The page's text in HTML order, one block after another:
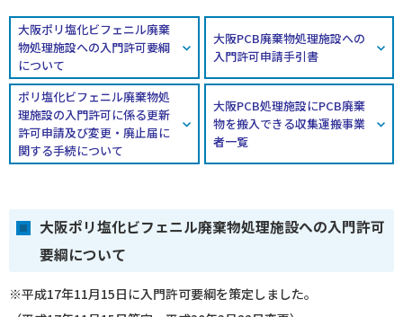
大阪ポリ塩化ビフェニル廃棄
物処理施設への入門許可要綱
について
大阪PCB廃棄物処理施設への
入門許可申請手引書
ポリ塩化ビフェニル廃棄物処
理施設の入門許可に係る更新
許可申請及び変更・廃止届に
関する手続について
大阪PCB処理施設にPCB廃棄
物を搬入できる収集運搬事業
者一覧
大阪ポリ塩化ビフェニル廃棄物処理施設への入門許可
要綱について
※平成17年11月15日に入門許可要綱を策定しました。